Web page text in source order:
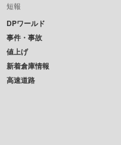
短報
DPワールド
事件・事故
値上げ
新着倉庫情報
高速道路